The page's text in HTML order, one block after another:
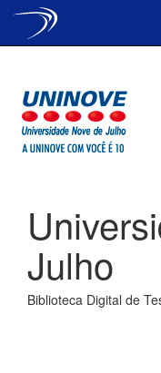
Julho
Biblioteca Digital de